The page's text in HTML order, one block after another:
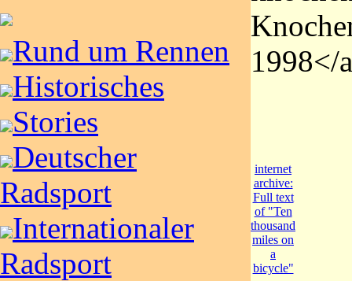
Rund um Rennen
Historisches
Stories
Deutscher
Radsport
Internationaler
Radsport
1998</
internet
archive:
Full text
of "Ten
thousand
miles on
a
bicycle"